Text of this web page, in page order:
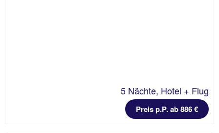
5 Nächte, Hotel + Flug
Preis p.P. ab 886 €